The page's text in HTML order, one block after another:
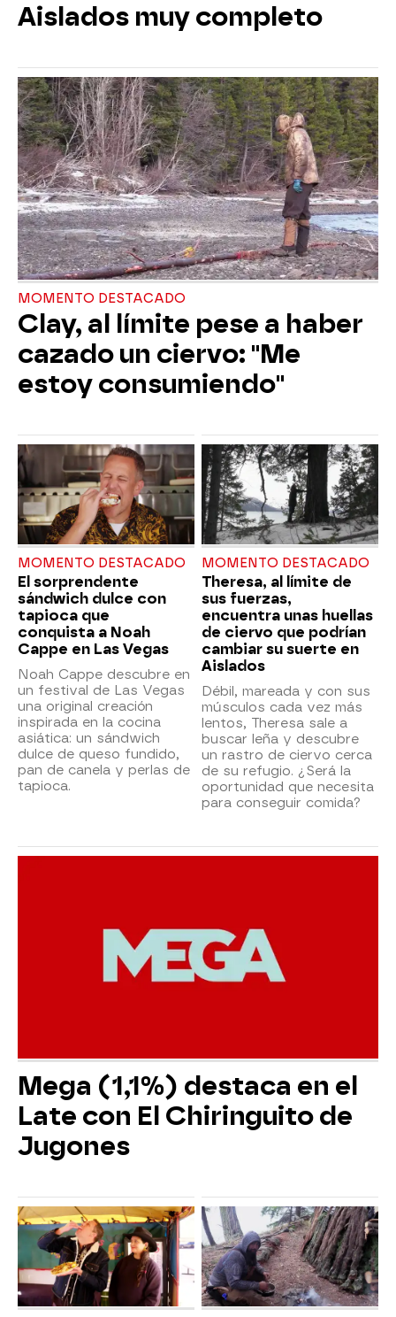
Aislados muy completo
MOMENTO DESTACADO
Clay, al límite pese a haber
cazado un ciervo: "Me
estoy consumiendo"
MOMENTO DESTACADO
El sorprendente
sándwich dulce con
tapioca que
conquista a Noah
Cappe en Las Vegas
Noah Cappe descubre en
un festival de Las Vegas
una original creación
inspirada en la cocina
asiática: un sándwich
dulce de queso fundido,
pan de canela y perlas de
tapioca.
MOMENTO DESTACADO
Theresa, al límite de
sus fuerzas,
encuentra unas huellas
de ciervo que podrían
cambiar su suerte en
Aislados
Débil, mareada y con sus
músculos cada vez más
lentos, Theresa sale a
buscar leña y descubre
un rastro de ciervo cerca
de su refugio. ¿Será la
oportunidad que necesita
para conseguir comida?
Mega (1,1%) destaca en el
Late con El Chiringuito de
Jugones